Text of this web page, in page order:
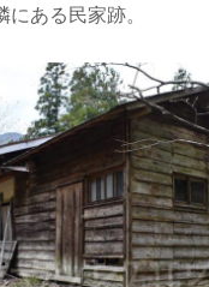
ある民家跡。